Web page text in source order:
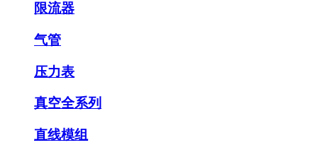
限流器
气管
压力表
真空全系列
直线模组